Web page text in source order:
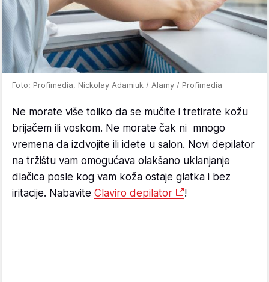
Foto: Profimedia, Nickolay Adamiuk / Alamy / Profimedia
Ne morate više toliko da se mučite i tretirate kožu
brijačem ili voskom. Ne morate čak ni mnogo
vremena da izdvojite ili idete u salon. Novi depilator
na tržištu vam omogućava olakšano uklanjanje
dlačica posle kog vam koža ostaje glatka i bez
iritacije. Nabavite Claviro depilator !